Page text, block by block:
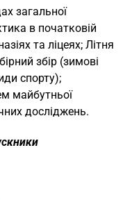
загальної
в початковій
та ліцеях; Літня
збір (зимові
спорту);
майбутньої
досліджень.